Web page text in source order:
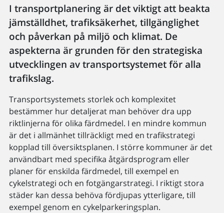
I transportplanering är det viktigt att beakta
jämställdhet, trafiksäkerhet, tillgänglighet
och påverkan på miljö och klimat. De
aspekterna är grunden för den strategiska
utvecklingen av transportsystemet för alla
trafikslag.
Transportsystemets storlek och komplexitet
bestämmer hur detaljerat man behöver dra upp
riktlinjerna för olika färdmedel. I en mindre kommun
är det i allmänhet tillräckligt med en trafikstrategi
kopplad till översiktsplanen. I större kommuner är det
användbart med specifika åtgärdsprogram eller
planer för enskilda färdmedel, till exempel en
cykelstrategi och en fotgängarstrategi. I riktigt stora
städer kan dessa behöva fördjupas ytterligare, till
exempel genom en cykelparkeringsplan.